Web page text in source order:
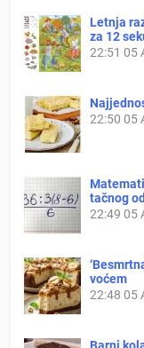
Letnja
za 12
22:51 05
22:50 05
tačnog
22:49 05
voćem
22:48 05